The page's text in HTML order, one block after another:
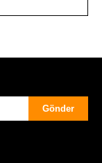
Gönder